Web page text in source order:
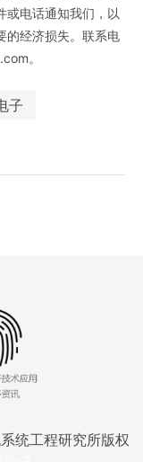
或电话通知我们，以
的经济损失。联系电
。
子
统工程研究所版权